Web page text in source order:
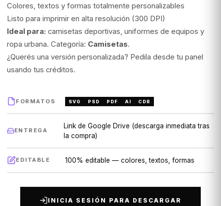
Colores, textos y formas totalmente personalizables
Listo para imprimir en alta resolución (300 DPI)
Ideal para: camisetas deportivas, uniformes de equipos y
ropa urbana. Categoría: Camisetas.
¿Querés una versión personalizada? Pedila desde tu panel
usando tus créditos.
FORMATOS SVG PSD PDF AI CDR
ENTREGA
Link de Google Drive (descarga inmediata tras
la compra)
EDITABLE 100% editable — colores, textos, formas
INICIA SESIÓN PARA DESCARGAR